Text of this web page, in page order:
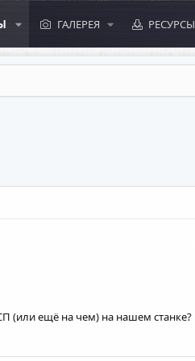
ГАЛЕРЕЯ РЕСУРСЫ
(или ещё на чем) на нашем станке?